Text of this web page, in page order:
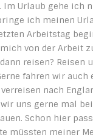
Im Urlaub gehe ich
ich meinen
Arbeitstag
von der Arbeit
reisen? Reisen
fahren wir auch
nach
uns gerne mal
Schon hier
müssten meiner